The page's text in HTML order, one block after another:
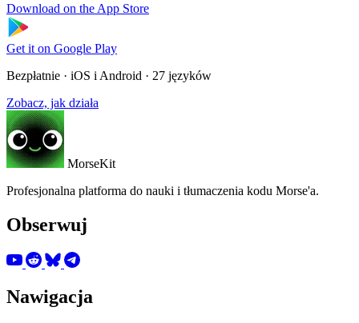
Download on the App Store
Get it on Google Play
Bezpłatnie · iOS i Android · 27 języków
Zobacz, jak działa
MorseKit
Profesjonalna platforma do nauki i tłumaczenia kodu Morse'a.
Obserwuj
Nawigacja